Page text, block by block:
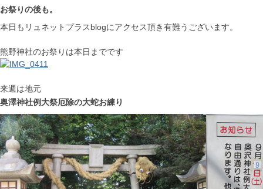
お祭りの後も。
本日もリュネットプラスblogにアクセス頂き有難うございます。
熊野神社のお祭りは本日までです
来週は地元
奥澤神社例大祭厄除の大蛇お練り